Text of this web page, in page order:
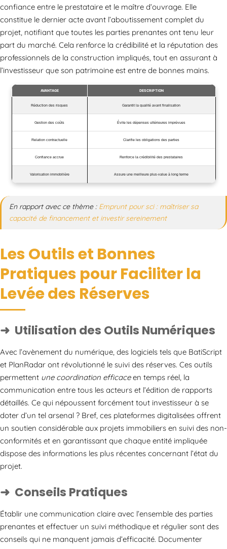
confiance entre le prestataire et le maître d’ouvrage. Elle
constitue le dernier acte avant l’aboutissement complet du
projet, notifiant que toutes les parties prenantes ont tenu leur
part du marché. Cela renforce la crédibilité et la réputation des
professionnels de la construction impliqués, tout en assurant à
l’investisseur que son patrimoine est entre de bonnes mains.
AVANTAGE DESCRIPTION
Réduction des risques Garantit la qualité avant finalisation
Gestion des coûts Évite les dépenses ultérieures imprévues
Relation contractuelle Clarifie les obligations des parties
Confiance accrue Renforce la crédibilité des prestataires
Valorisation immobilière Assure une meilleure plus-value à long terme
En rapport avec ce thème : Emprunt pour sci : maîtriser sa
capacité de financement et investir sereinement
Les Outils et Bonnes
Pratiques pour Faciliter la
Levée des Réserves
Utilisation des Outils Numériques
Avec l’avènement du numérique, des logiciels tels que BatiScript
et PlanRadar ont révolutionné le suivi des réserves. Ces outils
permettent une coordination efficaceen temps réel, la
communication entre tous les acteurs et l’édition de rapports
détaillés. Ce qui népoussent forcément tout investisseur à se
doter d’un tel arsenal ? Bref, ces plateformes digitalisées offrent
un soutien considérable aux projets immobiliers en suivi des non-
conformités et en garantissant que chaque entité impliquée
dispose des informations les plus récentes concernant l’état du
projet.
Conseils Pratiques
Établir une communication claire avec l’ensemble des parties
prenantes et effectuer un suivi méthodique et régulier sont des
conseils qui ne manquent jamais d’efficacité. Documenter